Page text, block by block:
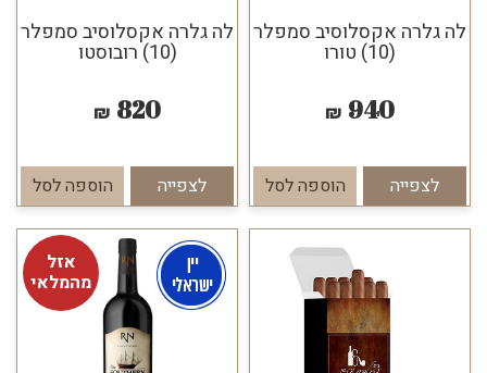
לה גלרה אקסלוסיב סמפלר
(10) טורו
940
₪
לצפייה הוספה לסל
לה גלרה אקסלוסיב סמפלר
(10) רובוסטו
820
₪
לצפייה הוספה לסל
אזל
מהמלאי